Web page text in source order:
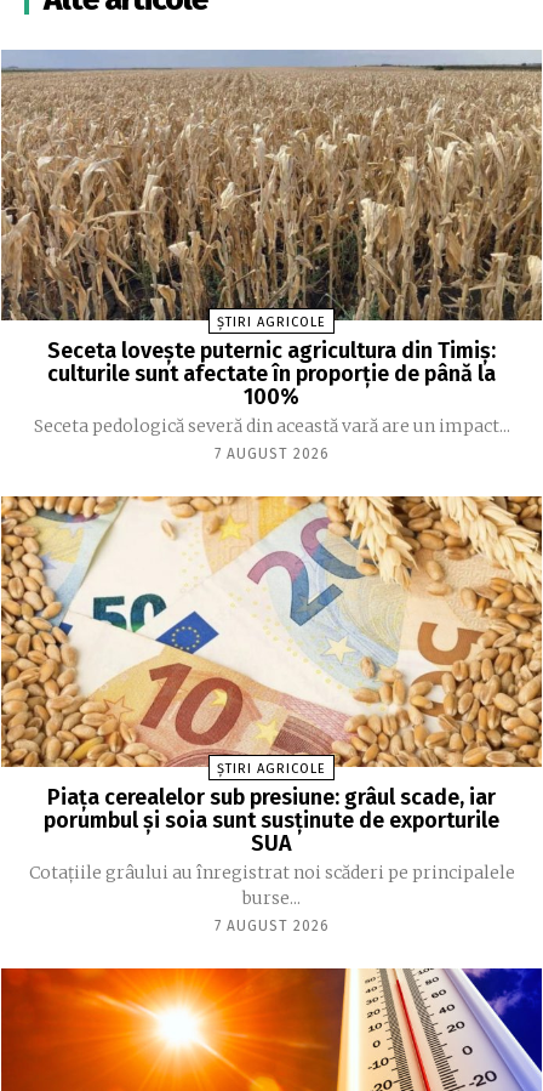
ȘTIRI AGRICOLE
Seceta lovește puternic agricultura din Timiș:
culturile sunt afectate în proporție de până la
100%
Seceta pedologică severă din această vară are un impact...
7 AUGUST 2026
ȘTIRI AGRICOLE
Piața cerealelor sub presiune: grâul scade, iar
porumbul și soia sunt susținute de exporturile
SUA
Cotațiile grâului au înregistrat noi scăderi pe principalele
burse...
7 AUGUST 2026